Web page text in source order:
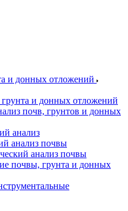
и донных отложений
и донных отложений
почв, грунтов и донных
анализ
анализ почвы
анализ почвы
почвы, грунта и донных